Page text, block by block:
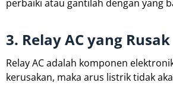
perbaiki atau gantilah dengan yang
3. Relay AC yang Rusak
Relay AC adalah komponen
kerusakan, maka arus listrik tidak